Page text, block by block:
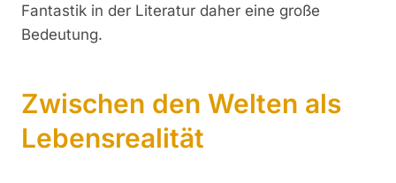
Fantastik in der Literatur daher eine große
Bedeutung.
Zwischen den Welten als
Lebensrealität